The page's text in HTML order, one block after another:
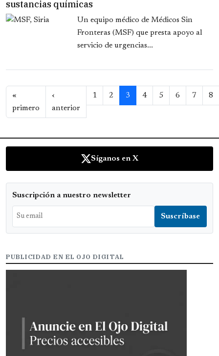
sustancias químicas
Un equipo médico de Médicos Sin
Fronteras (MSF) que presta apoyo al
servicio de urgencias...
Paginación
«
primero Primera página
‹
anterior Página anterior
1 2 3 4 5 6 7 8
Síganos en X
Suscripción a nuestro newsletter
PUBLICIDAD EN EL OJO DIGITAL